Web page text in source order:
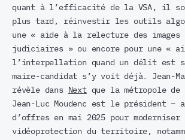
quant à l’efficacité de la VSA, il
plus tard, réinvestir les outils
une « aide à la relecture des images
judiciaires » ou encore pour une «
l’interpellation quand un délit est
maire-candidat s’y voit déjà. Jean-
révèle dans
Nextque la métropole de
Jean-Luc Moudenc est le président –
d’offres en mai 2025 pour moderniser
vidéoprotection du territoire,